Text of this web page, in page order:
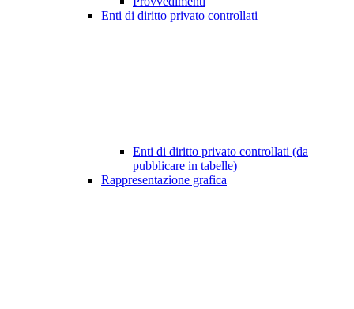
Enti di diritto privato controllati
Enti di diritto privato controllati (da
pubblicare in tabelle)
Rappresentazione grafica